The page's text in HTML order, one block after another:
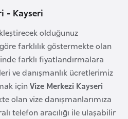
- Kayseri
olduğunuz
farklılık göstermekte olan
farklı fiyatlandırmalara
ve danışmanlık ücretlerimiz
içinVize Merkezi Kayseri
olan vize danışmanlarımıza
telefon aracılığı ile ulaşabilir